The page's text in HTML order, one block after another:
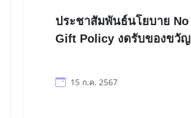
ประชาสัมพันธ์นโยบาย No
Gift Policy งดรับของขวัญ
15 ก.ค. 2567